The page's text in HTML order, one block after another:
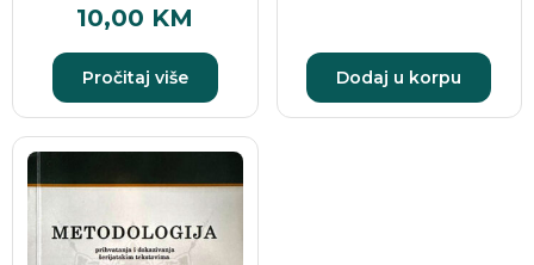
10,00 KM
Pročitaj više Dodaj u korpu